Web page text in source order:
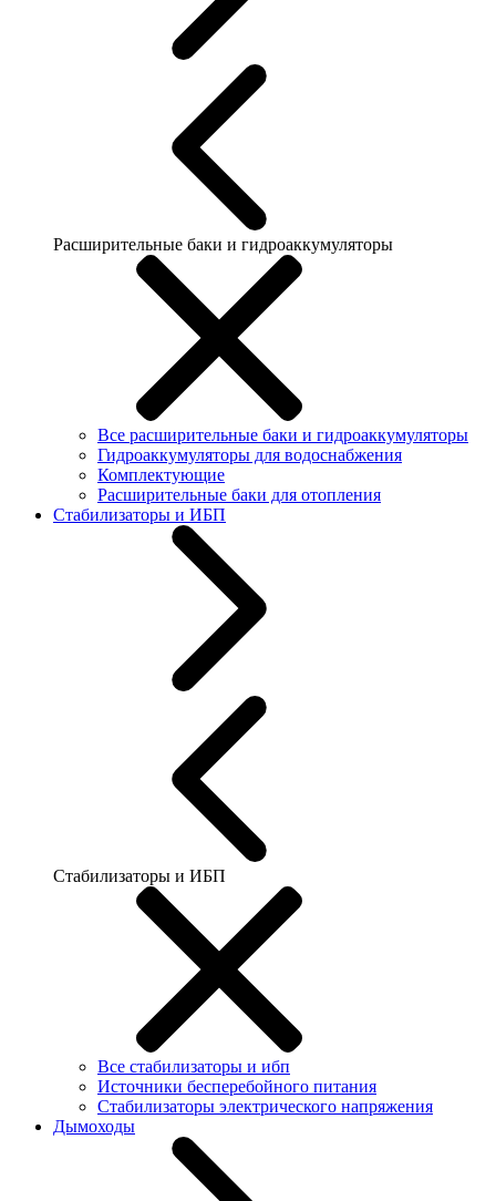
Расширительные баки и гидроаккумуляторы
Все расширительные баки и гидроаккумуляторы
Гидроаккумуляторы для водоснабжения
Комплектующие
Расширительные баки для отопления
Стабилизаторы и ИБП
Стабилизаторы и ИБП
Все стабилизаторы и ибп
Источники бесперебойного питания
Стабилизаторы электрического напряжения
Дымоходы